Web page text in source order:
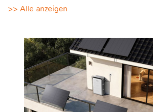
>> Alle anzeigen